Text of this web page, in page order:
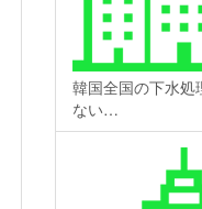
韓国全国の下水処
ない…